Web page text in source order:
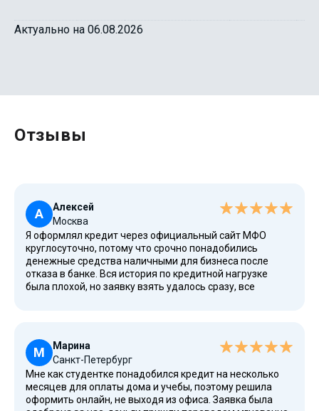
Актуально на 06.08.2026
Отзывы
А
Алексей
Москва
Я оформлял кредит через официальный сайт МФО
круглосуточно, потому что срочно понадобились
денежные средства наличными для бизнеса после
отказа в банке. Вся история по кредитной нагрузке
была плохой, но заявку взять удалось сразу, все
залог и поручителей не требовали, оформление прошло
удобно, сервис является одним из лучших в России,
информация о cookie и файлы соблюдена по правилам
ЦБ, сейчас думаю про рефинансирование, так как
погашение по платежам удобно даже при просрочках.
М
Марина
Санкт-Петербург
Мне как студентке понадобился кредит на несколько
месяцев для оплаты дома и учебы, поэтому решила
оформить онлайн, не выходя из офиса. Заявка была